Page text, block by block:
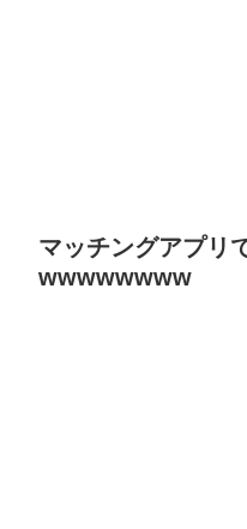
マッチングアプリ
wwwwwwww